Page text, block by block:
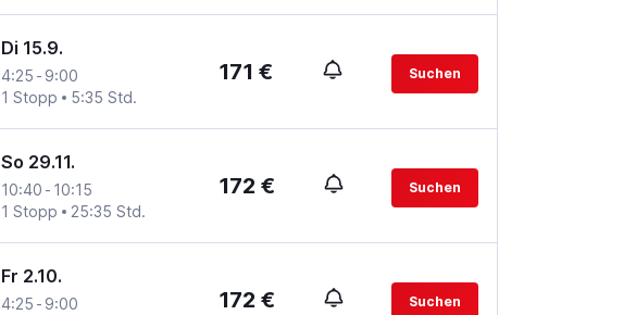
Di 15.9.
4:25 - 9:00
1 Stopp
5:35 Std.
171 € Suchen
So 29.11.
10:40 - 10:15
1 Stopp
25:35 Std.
172 € Suchen
Fr 2.10.
4:25 - 9:00
172 € Suchen